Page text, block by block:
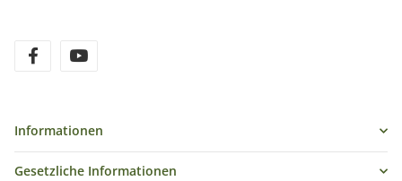
Informationen
Gesetzliche Informationen